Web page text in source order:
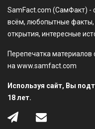
SamFact.com (СамФакт) -
всём, любопытные
открытия, интересные
Перепечатка материалов
на www.samfact.com
Используя сайт, Вы
18 лет.